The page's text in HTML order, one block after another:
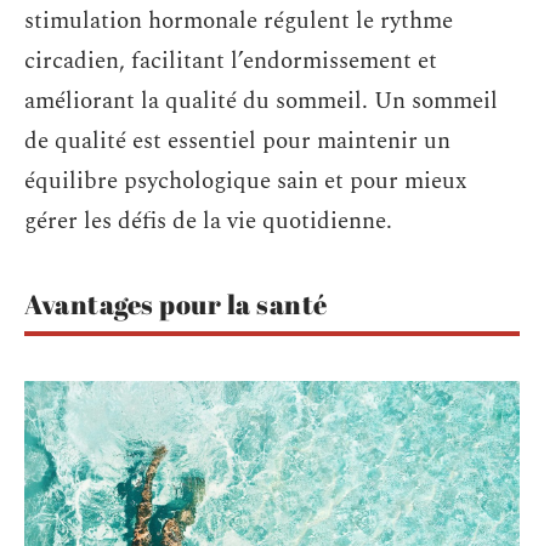
stimulation hormonale régulent le rythme
circadien, facilitant l’endormissement et
améliorant la qualité du sommeil. Un sommeil
de qualité est essentiel pour maintenir un
équilibre psychologique sain et pour mieux
gérer les défis de la vie quotidienne.
Avantages pour la santé